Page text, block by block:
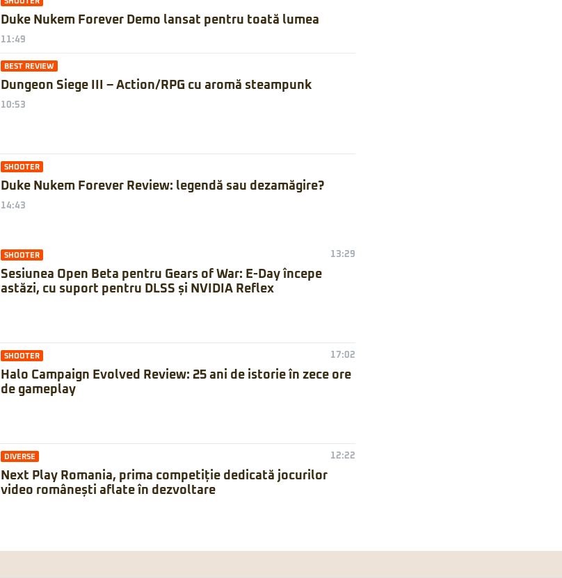
Duke Nukem Forever Demo lansat pentru toată lumea
11:49
BEST REVIEW
Dungeon Siege III – Action/RPG cu aromă steampunk
10:53
SHOOTER
Duke Nukem Forever Review: legendă sau dezamăgire?
14:43
SHOOTER 13:29
Sesiunea Open Beta pentru Gears of War: E-Day începe
astăzi, cu suport pentru DLSS și NVIDIA Reflex
SHOOTER 17:02
Halo Campaign Evolved Review: 25 ani de istorie în zece ore
de gameplay
DIVERSE 12:22
Next Play Romania, prima competiție dedicată jocurilor
video românești aflate în dezvoltare